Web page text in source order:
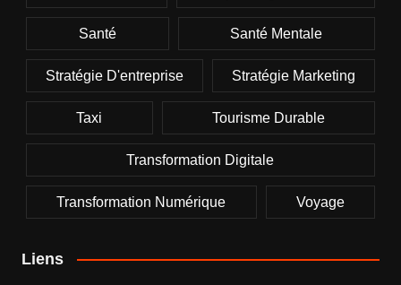
Santé Santé Mentale
Stratégie D'entreprise Stratégie Marketing
Taxi Tourisme Durable
Transformation Digitale
Transformation Numérique Voyage
Liens